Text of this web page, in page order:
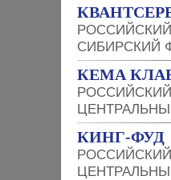
СИБИРСКИЙ
КЕМА
КИНГ-ФУД